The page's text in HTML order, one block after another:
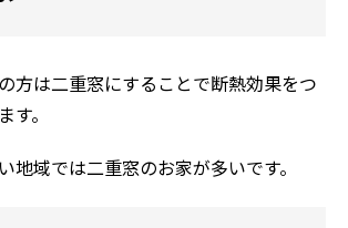
方は二重窓にすることで断熱効果をつ
す。
地域では二重窓のお家が多いです。